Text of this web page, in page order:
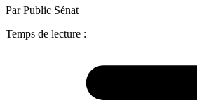
Par Public Sénat
Temps de lecture :